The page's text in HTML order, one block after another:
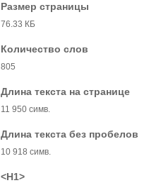
Размер страницы
76.33 КБ
Количество слов
805
Длина текста на странице
11 950 симв.
Длина текста без пробелов
10 918 симв.
<H1>